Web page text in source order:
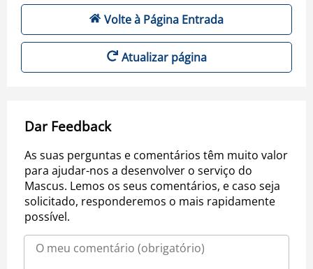
Volte à Página Entrada
Atualizar página
Dar Feedback
As suas perguntas e comentários têm muito valor
para ajudar-nos a desenvolver o serviço do
Mascus. Lemos os seus comentários, e caso seja
solicitado, responderemos o mais rapidamente
possível.